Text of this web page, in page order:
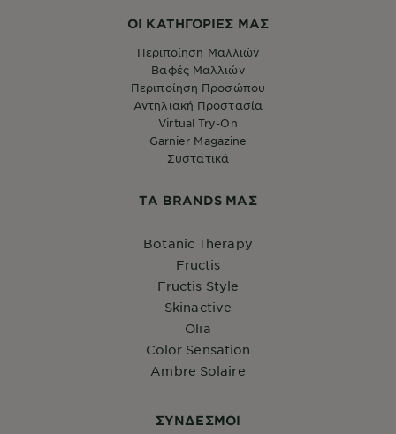
ΣYΝΔΕΣΜΟΙ
ΟΙ ΚΑΤΗΓΟΡΙΕΣ ΜΑΣ
Περιποίηση Μαλλιών
Βαφές Μαλλιών
Περιποίηση Προσώπου
Αντηλιακή Προστασία
Virtual Try-On
Garnier Magazine
Συστατικά
ΤA BRANDS ΜΑΣ
Botanic Therapy
Fructis
Fructis Style
Skinactive
Olia
Color Sensation
Ambre Solaire